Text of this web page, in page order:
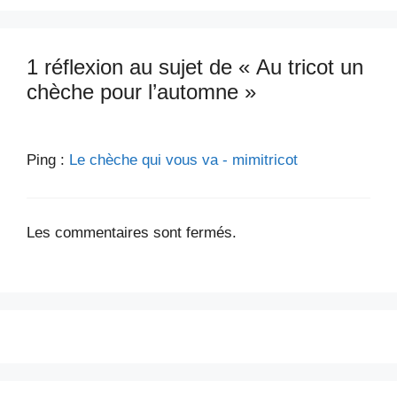
1 réflexion au sujet de « Au tricot un
chèche pour l’automne »
Ping : Le chèche qui vous va - mimitricot
Les commentaires sont fermés.